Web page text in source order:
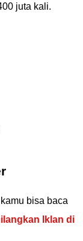
juta kali.
bisa baca
Iklan di